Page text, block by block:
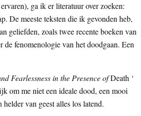
ga ik er literatuur over zoeken:
De meeste teksten die ik gevonden heb,
geliefden, zoals twee recente boeken van
fenomenologie van het doodgaan. Een
Fearlessness in the Presence ofDeath ‘
om me niet een ideale dood, een mooi
van geest alles los latend.